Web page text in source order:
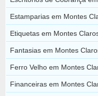
Estamparias em Montes
Etiquetas em Montes
Fantasias em Montes
Ferro Velho em Montes
Financeiras em Montes